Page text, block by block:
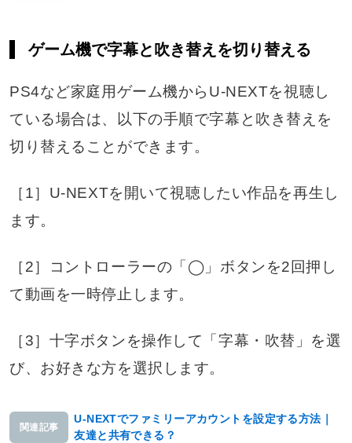
ゲーム機で字幕と吹き替えを切り替える
PS4など家庭用ゲーム機からU-NEXTを視聴し
ている場合は、以下の手順で字幕と吹き替えを
切り替えることができます。
［1］U-NEXTを開いて視聴したい作品を再生し
ます。
［2］コントローラーの「◯」ボタンを2回押し
て動画を一時停止します。
［3］十字ボタンを操作して「字幕・吹替」を選
び、お好きな方を選択します。
関連記事
U-NEXTでファミリーアカウントを設定する方法｜
友達と共有できる？